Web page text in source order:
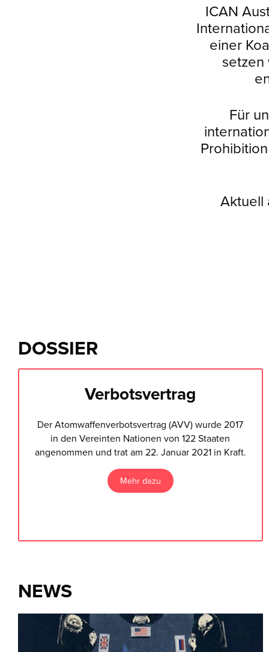
ICAN
einer
Für
Aktuell
DOSSIER
Verbotsvertrag
Der Atomwaffenverbotsvertrag (AVV) wurde 2017
in den Vereinten Nationen von 122 Staaten
angenommen und trat am 22. Januar 2021 in Kraft.
Mehr dazu
NEWS